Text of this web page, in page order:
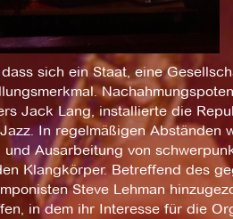
sich ein Staat, eine
Jack Lang, installierte die
In regelmäßigen Abständen
Ausarbeitung von
Klangkörper. Betreffend des
Steve Lehman
in dem ihr Interesse für die